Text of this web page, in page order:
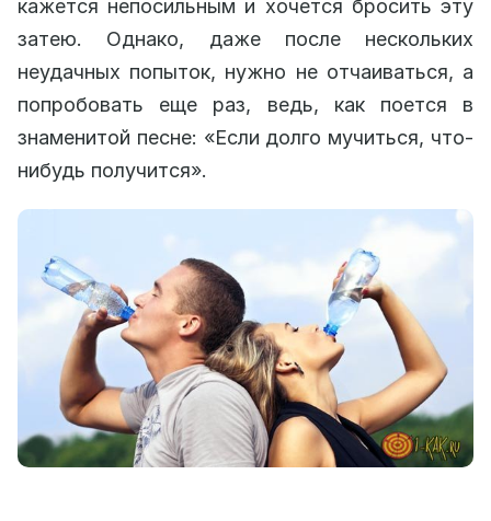
кажется непосильным и хочется бросить эту
затею. Однако, даже после нескольких
неудачных попыток, нужно не отчаиваться, а
попробовать еще раз, ведь, как поется в
знаменитой песне: «Если долго мучиться, что-
нибудь получится».